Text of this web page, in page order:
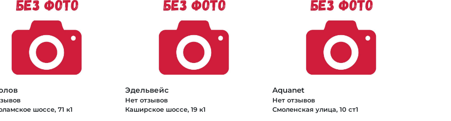
шоссе, 71 к1
Эдельвейс
Нет отзывов
Каширское шоссе, 19 к1
Aquanet
Нет отзывов
Смоленская улица, 10 ст1